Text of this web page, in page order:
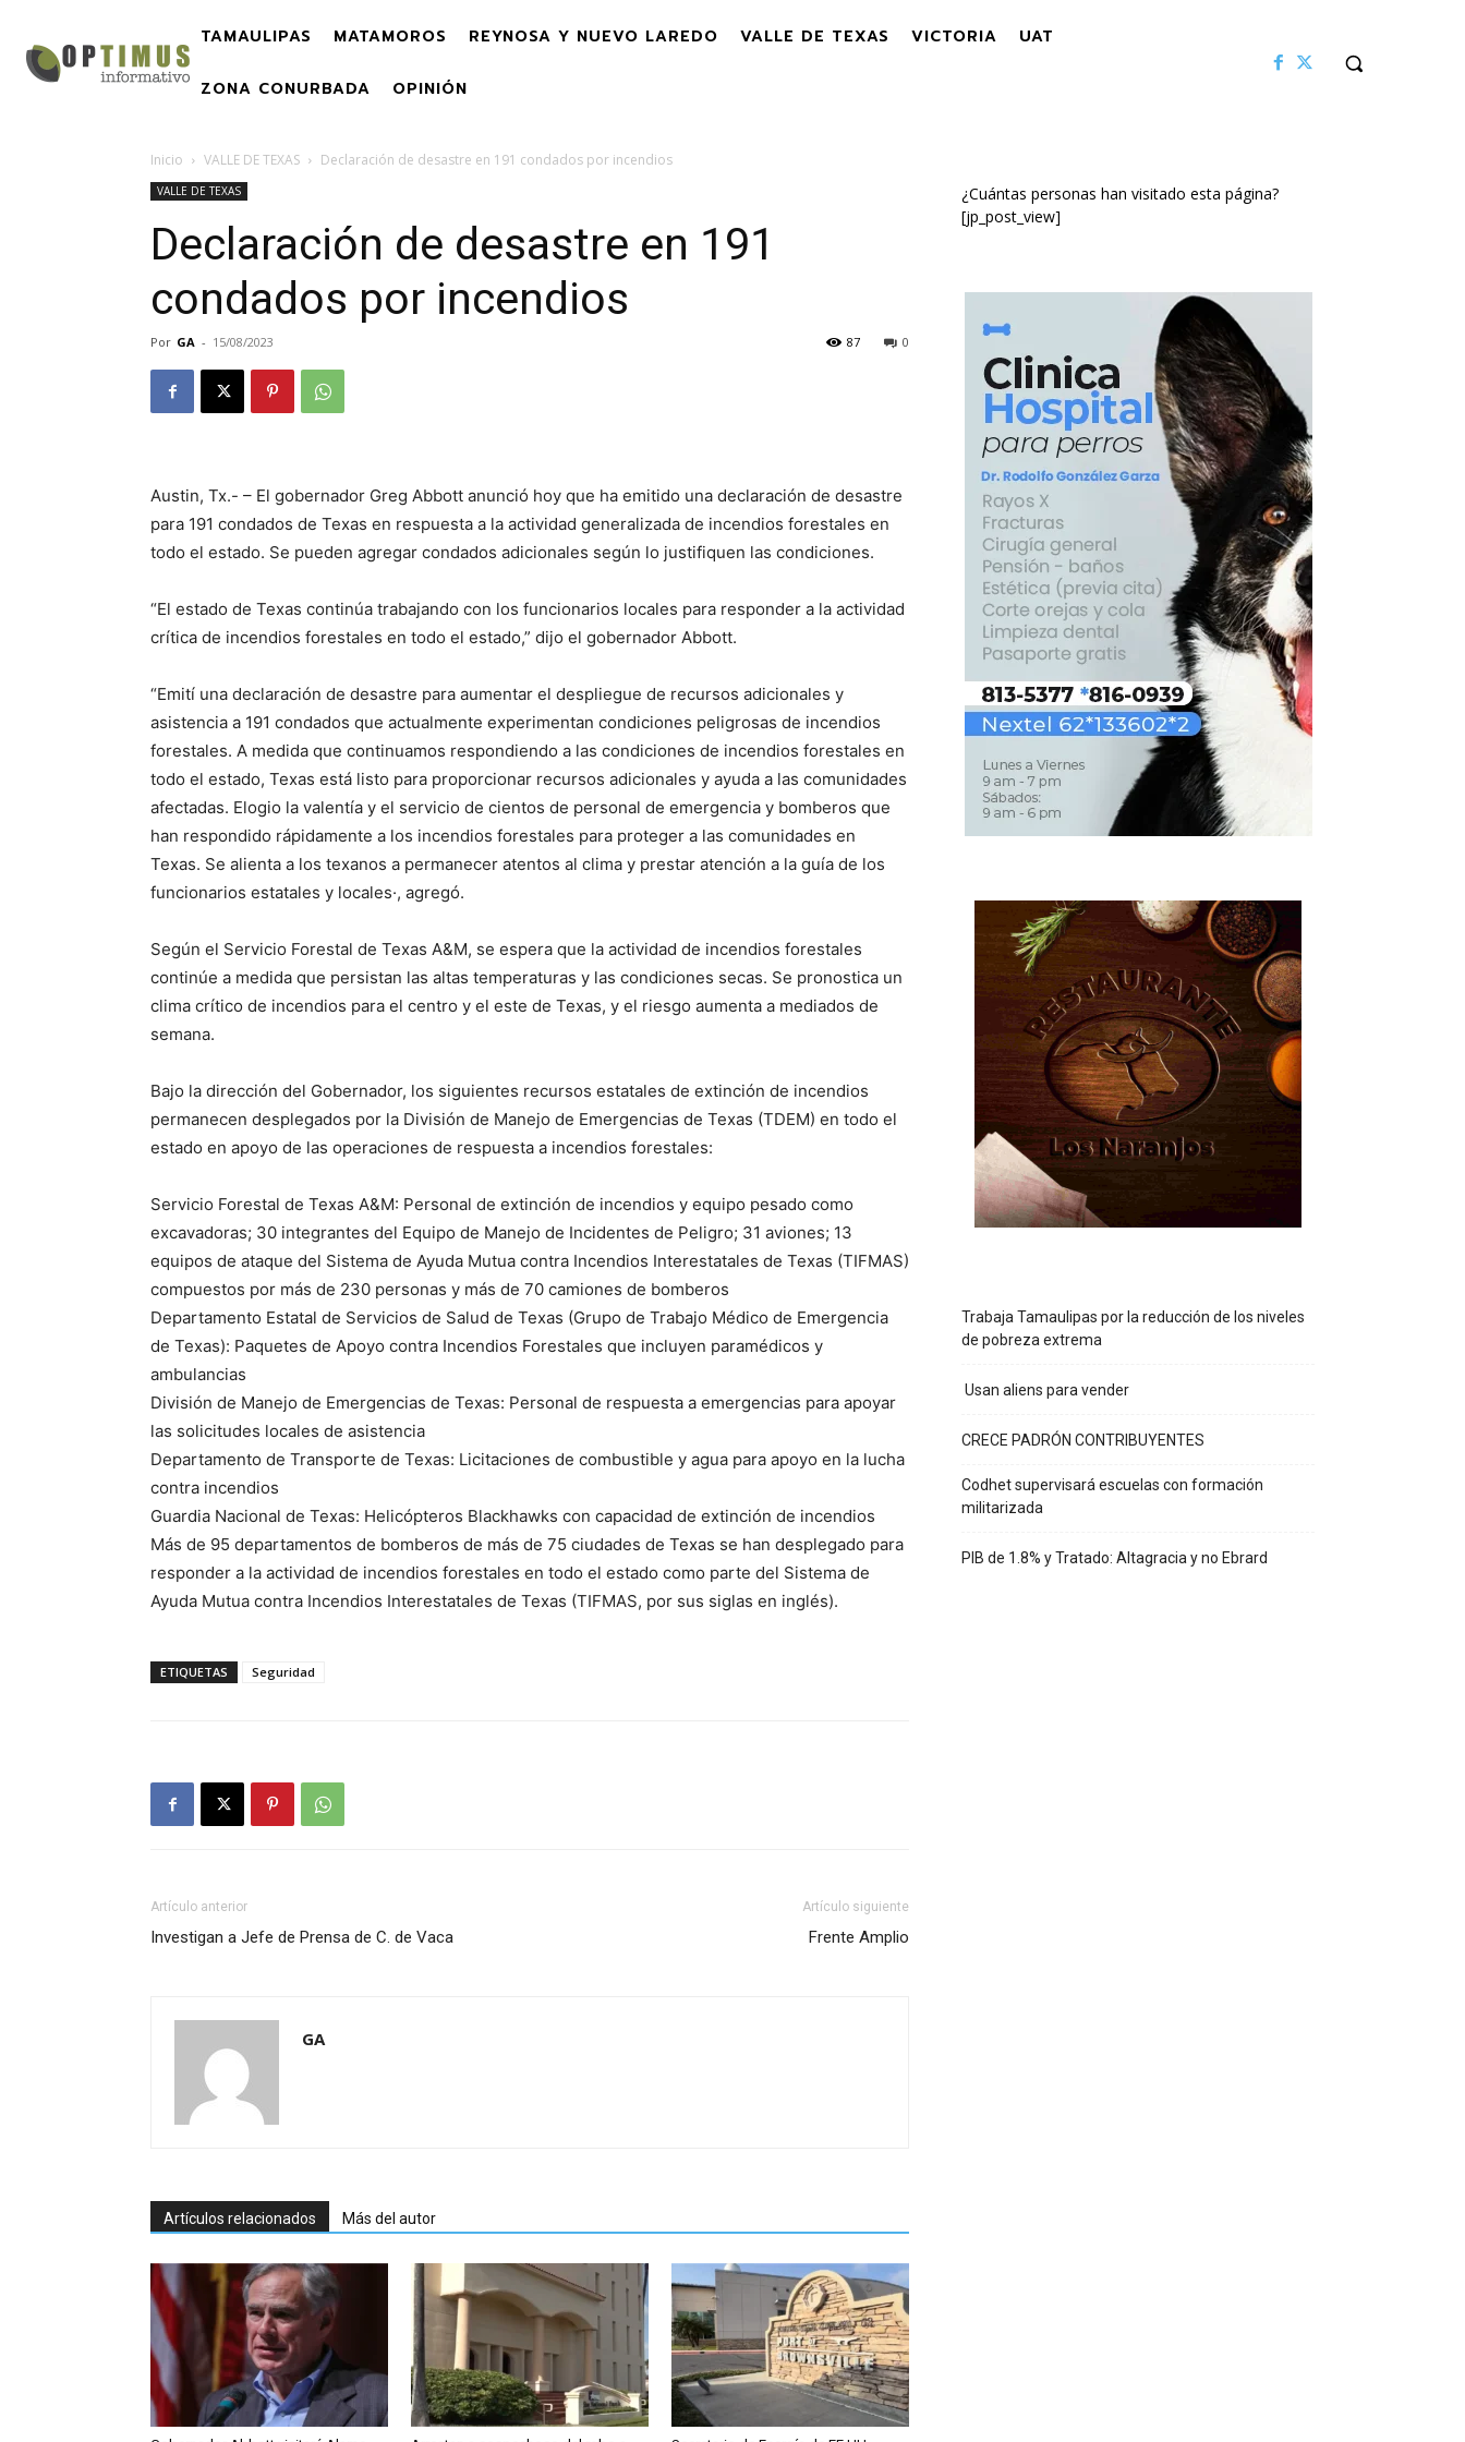
TAMAULIPAS MATAMOROS REYNOSA Y NUEVO LAREDO VALLE DE TEXAS VICTORIA UAT
ZONA CONURBADA OPINIÓN
Inicio VALLE DE TEXAS Declaración de desastre en 191 condados por incendios
VALLE DE TEXAS
Declaración de desastre en 191
condados por incendios
Por GA - 15/08/2023 0
87
Austin, Tx.- – El gobernador Greg Abbott anunció hoy que ha emitido una declaración de desastre
para 191 condados de Texas en respuesta a la actividad generalizada de incendios forestales en
todo el estado. Se pueden agregar condados adicionales según lo justifiquen las condiciones.
“El estado de Texas continúa trabajando con los funcionarios locales para responder a la actividad
crítica de incendios forestales en todo el estado,” dijo el gobernador Abbott.
“Emití una declaración de desastre para aumentar el despliegue de recursos adicionales y
asistencia a 191 condados que actualmente experimentan condiciones peligrosas de incendios
forestales. A medida que continuamos respondiendo a las condiciones de incendios forestales en
todo el estado, Texas está listo para proporcionar recursos adicionales y ayuda a las comunidades
afectadas. Elogio la valentía y el servicio de cientos de personal de emergencia y bomberos que
han respondido rápidamente a los incendios forestales para proteger a las comunidades en
Texas. Se alienta a los texanos a permanecer atentos al clima y prestar atención a la guía de los
funcionarios estatales y locales·, agregó.
Según el Servicio Forestal de Texas A&M, se espera que la actividad de incendios forestales
continúe a medida que persistan las altas temperaturas y las condiciones secas. Se pronostica un
clima crítico de incendios para el centro y el este de Texas, y el riesgo aumenta a mediados de
semana.
Bajo la dirección del Gobernador, los siguientes recursos estatales de extinción de incendios
permanecen desplegados por la División de Manejo de Emergencias de Texas (TDEM) en todo el
estado en apoyo de las operaciones de respuesta a incendios forestales:
Servicio Forestal de Texas A&M: Personal de extinción de incendios y equipo pesado como
excavadoras; 30 integrantes del Equipo de Manejo de Incidentes de Peligro; 31 aviones; 13
equipos de ataque del Sistema de Ayuda Mutua contra Incendios Interestatales de Texas (TIFMAS)
compuestos por más de 230 personas y más de 70 camiones de bomberos
Departamento Estatal de Servicios de Salud de Texas (Grupo de Trabajo Médico de Emergencia
de Texas): Paquetes de Apoyo contra Incendios Forestales que incluyen paramédicos y
ambulancias
División de Manejo de Emergencias de Texas: Personal de respuesta a emergencias para apoyar
las solicitudes locales de asistencia
Departamento de Transporte de Texas: Licitaciones de combustible y agua para apoyo en la lucha
contra incendios
Guardia Nacional de Texas: Helicópteros Blackhawks con capacidad de extinción de incendios
Más de 95 departamentos de bomberos de más de 75 ciudades de Texas se han desplegado para
responder a la actividad de incendios forestales en todo el estado como parte del Sistema de
Ayuda Mutua contra Incendios Interestatales de Texas (TIFMAS, por sus siglas en inglés).
ETIQUETAS Seguridad
Artículo anterior
Investigan a Jefe de Prensa de C. de Vaca
Artículo siguiente
Frente Amplio
GA
Artículos relacionados Más del autor
¿Cuántas personas han visitado esta página?
[jp_post_view]
Trabaja Tamaulipas por la reducción de los niveles
de pobreza extrema
Usan aliens para vender
CRECE PADRÓN CONTRIBUYENTES
Codhet supervisará escuelas con formación
militarizada
PIB de 1.8% y Tratado: Altagracia y no Ebrard